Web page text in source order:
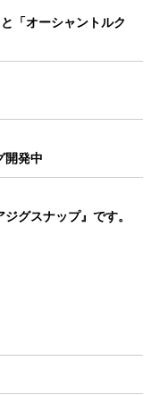
「オーシャントルク
開発中
グスナップ』です。